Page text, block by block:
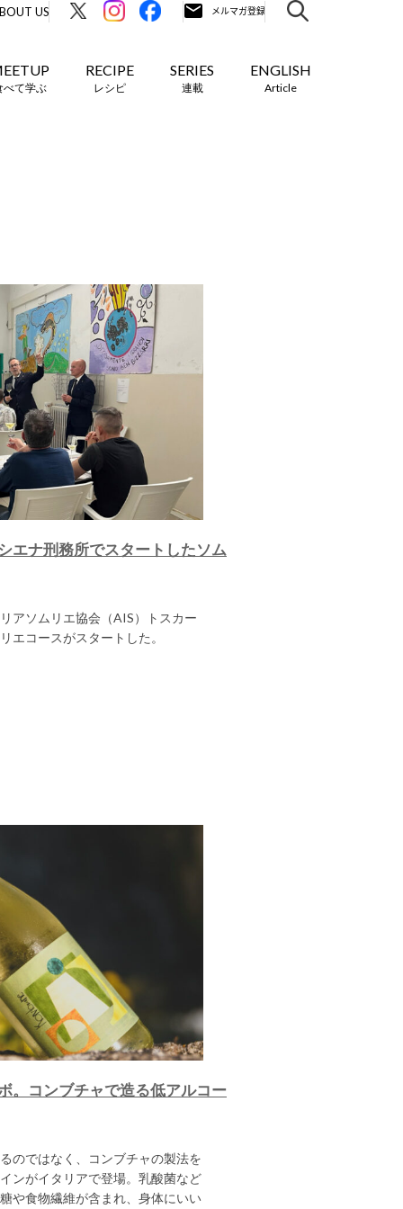
US
べて学ぶ
RECIPE
レシピ
SERIES
連載
ENGLISH
Article
エナ刑務所でスタートしたソム
アソムリエ協会（AIS）トスカー
エコースがスタートした。
。コンブチャで造る低アルコー
のではなく、コンブチャの製法を
ンがイタリアで登場。乳酸菌など
や食物繊維が含まれ、身体にいい